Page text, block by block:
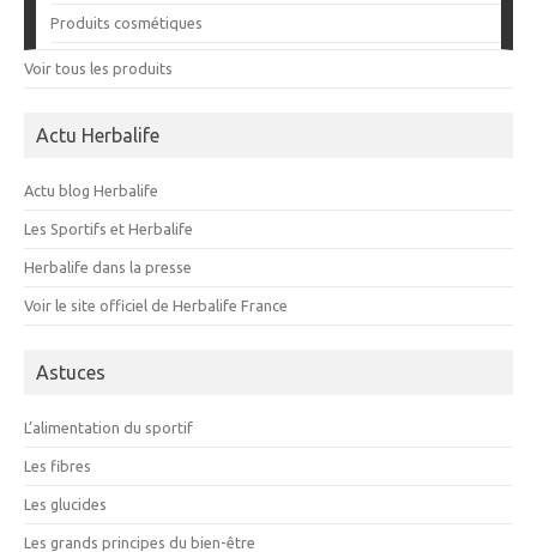
Produits cosmétiques
Voir tous les produits
Actu Herbalife
Actu blog Herbalife
Les Sportifs et Herbalife
Herbalife dans la presse
Voir le site officiel de Herbalife France
Astuces
L’alimentation du sportif
Les fibres
Les glucides
Les grands principes du bien-être